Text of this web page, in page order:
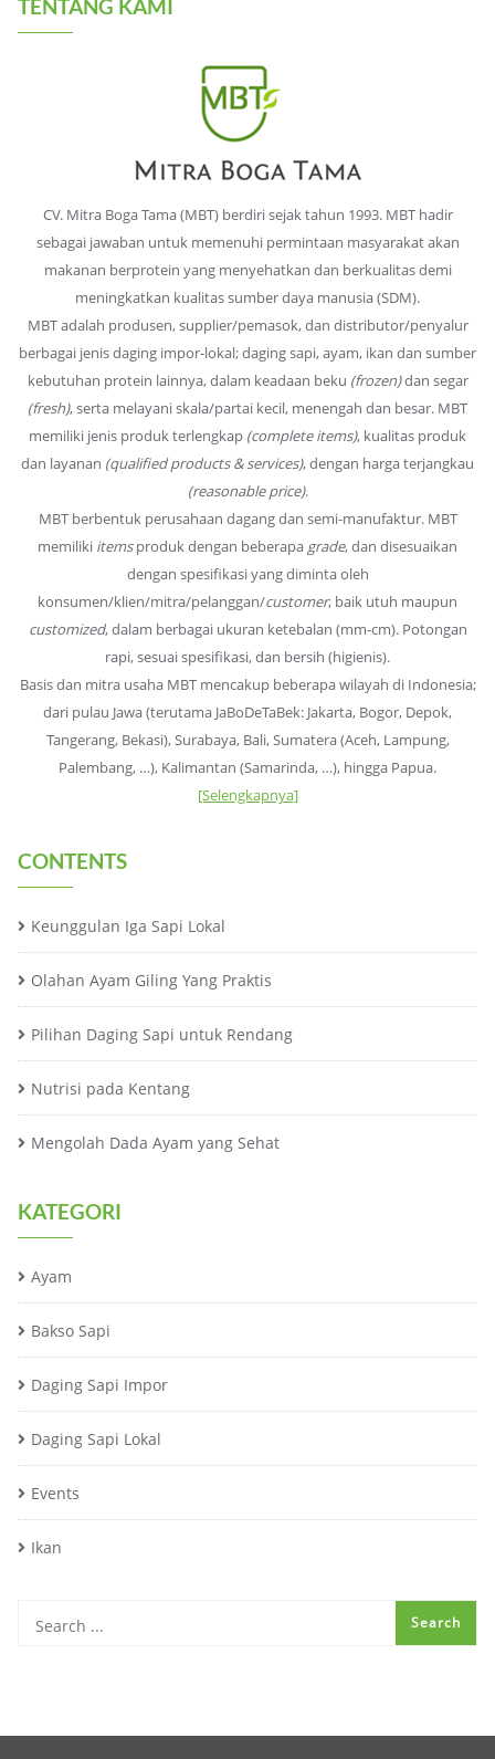
TENTANG KAMI
CV. Mitra Boga Tama (MBT) berdiri sejak tahun 1993. MBT hadir
sebagai jawaban untuk memenuhi permintaan masyarakat akan
makanan berprotein yang menyehatkan dan berkualitas demi
meningkatkan kualitas sumber daya manusia (SDM).
MBT adalah produsen, supplier/pemasok, dan distributor/penyalur
berbagai jenis daging impor-lokal; daging sapi, ayam, ikan dan sumber
kebutuhan protein lainnya, dalam keadaan beku (frozen)dan segar
(fresh), serta melayani skala/partai kecil, menengah dan besar. MBT
memiliki jenis produk terlengkap (complete items), kualitas produk
dan layanan (qualified products & services), dengan harga terjangkau
(reasonable price).
MBT berbentuk perusahaan dagang dan semi-manufaktur. MBT
memiliki itemsproduk dengan beberapa grade, dan disesuaikan
dengan spesifikasi yang diminta oleh
konsumen/klien/mitra/pelanggan/customer, baik utuh maupun
customized, dalam berbagai ukuran ketebalan (mm-cm). Potongan
rapi, sesuai spesifikasi, dan bersih (higienis).
Basis dan mitra usaha MBT mencakup beberapa wilayah di Indonesia;
dari pulau Jawa (terutama JaBoDeTaBek: Jakarta, Bogor, Depok,
Tangerang, Bekasi), Surabaya, Bali, Sumatera (Aceh, Lampung,
Palembang, …), Kalimantan (Samarinda, …), hingga Papua.
[Selengkapnya]
CONTENTS
Keunggulan Iga Sapi Lokal
Olahan Ayam Giling Yang Praktis
Pilihan Daging Sapi untuk Rendang
Nutrisi pada Kentang
Mengolah Dada Ayam yang Sehat
KATEGORI
Ayam
Bakso Sapi
Daging Sapi Impor
Daging Sapi Lokal
Events
Ikan